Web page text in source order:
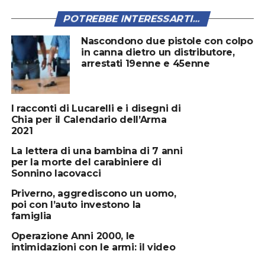
POTREBBE INTERESSARTI...
Nascondono due pistole con colpo
in canna dietro un distributore,
arrestati 19enne e 45enne
I racconti di Lucarelli e i disegni di
Chia per il Calendario dell’Arma
2021
La lettera di una bambina di 7 anni
per la morte del carabiniere di
Sonnino Iacovacci
Priverno, aggrediscono un uomo,
poi con l’auto investono la
famiglia
Operazione Anni 2000, le
intimidazioni con le armi: il video